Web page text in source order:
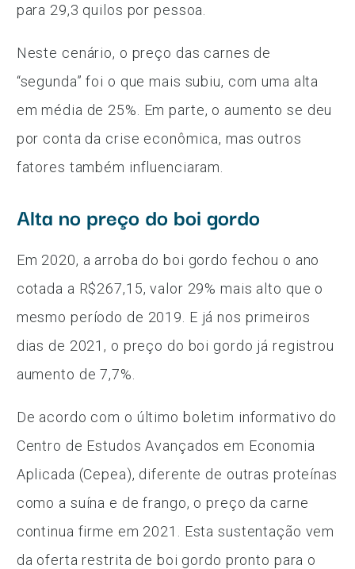
para 29,3 quilos por pessoa.
Neste cenário, o preço das carnes de
“segunda” foi o que mais subiu, com uma alta
em média de 25%. Em parte, o aumento se deu
por conta da crise econômica, mas outros
fatores também influenciaram.
Alta no preço do boi gordo
Em 2020, a arroba do boi gordo fechou o ano
cotada a R$267,15, valor 29% mais alto que o
mesmo período de 2019. E já nos primeiros
dias de 2021, o preço do boi gordo já registrou
aumento de 7,7%.
De acordo com o último boletim informativo do
Centro de Estudos Avançados em Economia
Aplicada (Cepea), diferente de outras proteínas
como a suína e de frango, o preço da carne
continua firme em 2021. Esta sustentação vem
da oferta restrita de boi gordo pronto para o